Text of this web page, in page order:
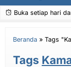
Buka setiap hari
Beranda » Tags
Tags